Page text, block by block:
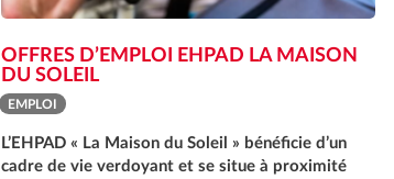
OFFRES D’EMPLOI EHPAD LA MAISON
DU SOLEIL
EMPLOI
L’EHPAD « La Maison du Soleil » bénéficie d’un
cadre de vie verdoyant et se situe à proximité